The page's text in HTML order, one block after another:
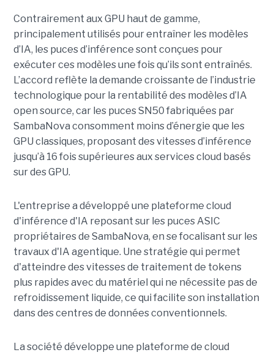
Contrairement aux GPU haut de gamme,
principalement utilisés pour entraîner les modèles
d’IA, les puces d’inférence sont conçues pour
exécuter ces modèles une fois qu’ils sont entraînés.
L’accord reflète la demande croissante de l’industrie
technologique pour la rentabilité des modèles d’IA
open source, car les puces SN50 fabriquées par
SambaNova consomment moins d’énergie que les
GPU classiques, proposant des vitesses d’inférence
jusqu’à 16 fois supérieures aux services cloud basés
sur des GPU.
L'entreprise a développé une plateforme cloud
d'inférence d'IA reposant sur les puces ASIC
propriétaires de SambaNova, en se focalisant sur les
travaux d'IA agentique. Une stratégie qui permet
d'atteindre des vitesses de traitement de tokens
plus rapides avec du matériel qui ne nécessite pas de
refroidissement liquide, ce qui facilite son installation
dans des centres de données conventionnels.
La société développe une plateforme de cloud